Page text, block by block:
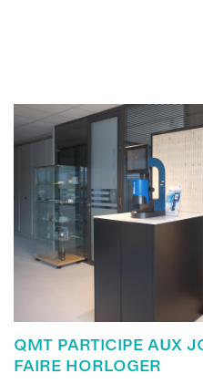
QMT PARTICIPE AUX
FAIRE HORLOGER